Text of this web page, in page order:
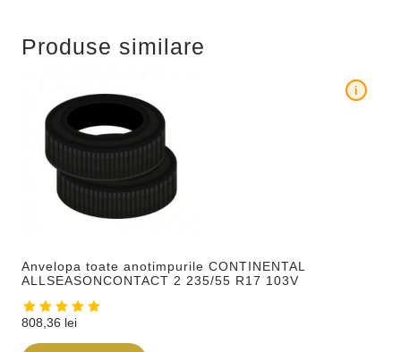
Produse similare
Anvelopa toate anotimpurile CONTINENTAL
ALLSEASONCONTACT 2 235/55 R17 103V
i
808,36 lei